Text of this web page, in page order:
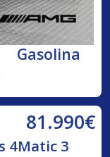
Gasolina
81.990€
4Matic 3